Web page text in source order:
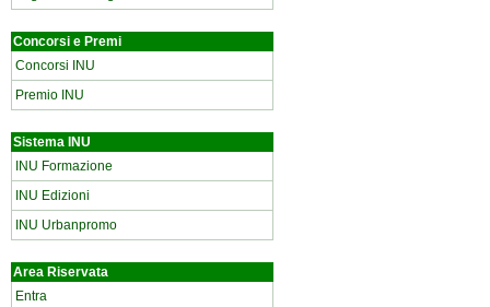
Concorsi e Premi
Concorsi INU
Premio INU
Sistema INU
INU Formazione
INU Edizioni
INU Urbanpromo
Area Riservata
Entra